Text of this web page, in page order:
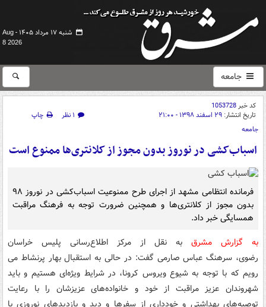
شنبه ۱۷ مرداد ۱۴۰۵ -
Aug
8 2026
جامعه
کد خبر1053728
تاریخ انتشار: ۲۹ اسفند ۱۳۹۸ - ۲۱:۰۰ ۱ نظر
چاپ
جامعه
اسباب‌کشی در نوروز بدون مجوز از کلانتری‌ها ممنوع است
‌فرمانده انتظامی مشهد از اجرای طرح ممنوعیت اسباب‌کشی در نوروز ۹۸
بدون مجوز از کلانتری‌ها و همچنین ضرورت توجه به فرهنگ مراقبت
همسایگی خبر داد.
به گزارش مشرق به نقل از مرکز اطلاع‌رسانی پلیس خراسان
رضوی، سرهنگ عباس صارمی گفت: در حالی به استقبال بهار پرنشاط می
رویم که با توجه به شیوع ویروس کرونا، در شرایط ویژه‌ای هستیم و باید
شهروندان عزیز مراقبت از خود و خانواده‌های عزیزشان را با رعایت
توصیه‌های بهداشتی و خودداری از سفرها و دید و بازدیدهای نوروزی با